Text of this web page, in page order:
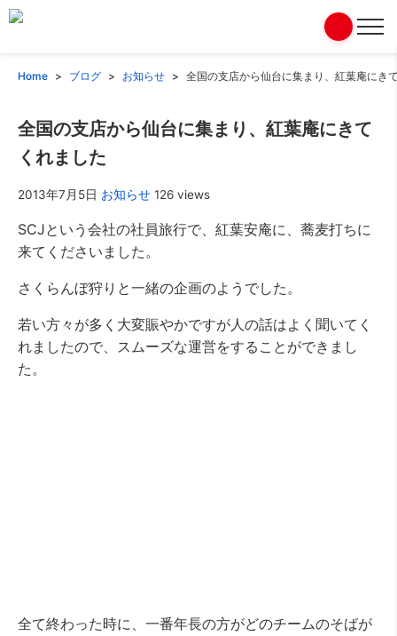
Home ブログ お知らせ 全国の支店から仙台に集まり、紅葉庵にき
全国の支店から仙台に集まり、紅葉庵にきて
くれました
2013年7月5日 お知らせ 126 views
SCJという会社の社員旅行で、紅葉安庵に、蕎麦打ちに
来てくださいました。
さくらんぼ狩りと一緒の企画のようでした。
若い方々が多く大変賑やかですが人の話はよく聞いてく
れましたので、スムーズな運営をすることができまし
た。
全て終わった時に、一番年長の方がどのチームのそばが